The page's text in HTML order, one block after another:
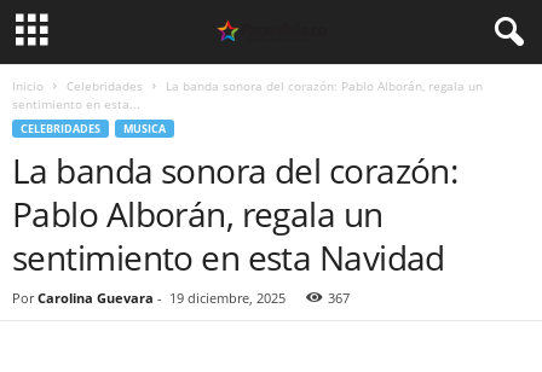
Inicio Celebridades
La banda sonora del corazón: Pablo Alborán, regala un
sentimiento en esta...
CELEBRIDADES MUSICA
La banda sonora del corazón:
Pablo Alborán, regala un
sentimiento en esta Navidad
Por Carolina Guevara - 19 diciembre, 2025 367